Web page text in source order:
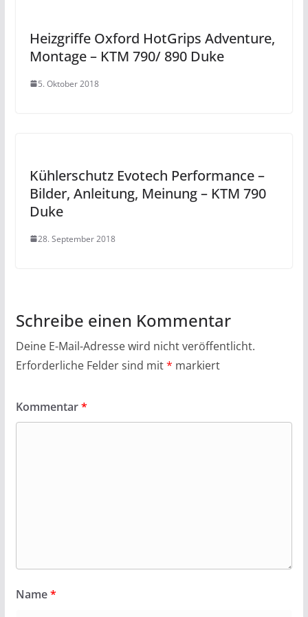
Heizgriffe Oxford HotGrips Adventure,
Montage – KTM 790/ 890 Duke
5. Oktober 2018
Kühlerschutz Evotech Performance –
Bilder, Anleitung, Meinung – KTM 790
Duke
28. September 2018
Schreibe einen Kommentar
Deine E-Mail-Adresse wird nicht veröffentlicht.
Erforderliche Felder sind mit* markiert
Kommentar*
Name*